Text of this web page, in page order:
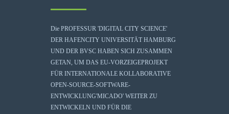
Die PROFESSUR 'DIGITAL CITY SCIENCE'
DER HAFENCITY UNIVERSITÄT HAMBURG
UND DER BVSC HABEN SICH ZUSAMMEN
GETAN, UM DAS EU-VORZEIGEPROJEKT
FÜR INTERNATIONALE KOLLABORATIVE
OPEN-SOURCE-SOFTWARE-
ENTWICKLUNG'MICADO' WEITER ZU
ENTWICKELN UND FÜR DIE